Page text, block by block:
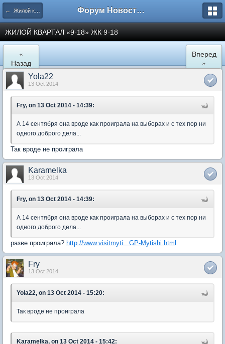
← Жилой квартал "9-18" в Мытищах Форум Новостройки
ЖИЛОЙ КВАРТАЛ «9-18» ЖК 9-18
«
Назад
Вперед
»
Yola22
13 Oct 2014
Fry, on 13 Oct 2014 - 14:39:
А 14 сентября она вроде как проиграла на выборах и с тех пор ни
одного доброго дела...
Так вроде не проиграла
Karamelka
13 Oct 2014
Fry, on 13 Oct 2014 - 14:39:
А 14 сентября она вроде как проиграла на выборах и с тех пор ни
одного доброго дела...
разве проиграла? http://www.visitmyti...GP-Mytishi.html
Fry
13 Oct 2014
Yola22, on 13 Oct 2014 - 15:20:
Так вроде не проиграла
Karamelka, on 13 Oct 2014 - 15:42: